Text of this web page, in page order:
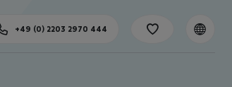
+49 (0) 2203 2970 444